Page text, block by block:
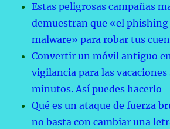
Estas peligrosas campañas
demuestran que «el phishing
malware» para robar tus
Convertir un móvil antiguo
vigilancia para las
minutos. Así puedes hacerlo
Qué es un ataque de fuerza
no basta con cambiar una